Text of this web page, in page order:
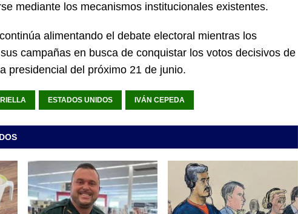
mediante los mecanismos institucionales existentes.
alimentando el debate electoral mientras los
campañas en busca de conquistar los votos decisivos de
presidencial del próximo 21 de junio.
ESTADOS UNIDOS IVÁN CEPEDA